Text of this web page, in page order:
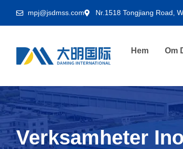
mpj@jsdmss.com Nr.1518 Tongjiang Road,
Hem Om
Verksamheter